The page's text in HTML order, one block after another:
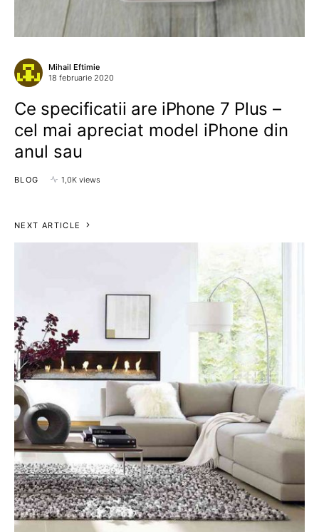
Mihail Eftimie
18 februarie 2020
Ce specificatii are iPhone 7 Plus –
cel mai apreciat model iPhone din
anul sau
BLOG 1,0K views
NEXT ARTICLE